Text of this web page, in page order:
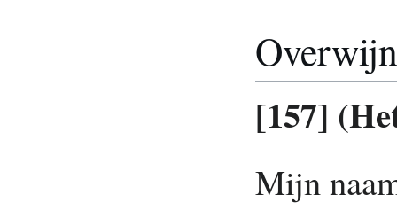
[157]
Mijn